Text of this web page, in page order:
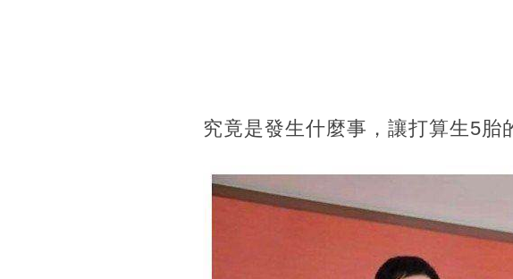
究竟是發生什麼事，讓打算生5胎